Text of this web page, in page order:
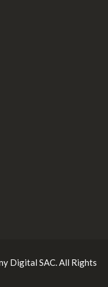
Digital SAC. All Rights